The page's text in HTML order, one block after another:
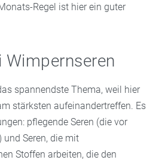
Regel ist hier ein guter
spannendste Thema, weil hier
stärksten aufeinandertreffen. Es
pflegende Seren (die vor
Seren, die mit
Stoffen arbeiten, die den